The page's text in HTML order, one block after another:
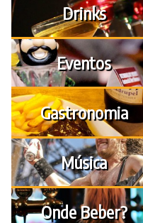
Drinks
Eventos
Gastronomia
Música
Onde Beber?